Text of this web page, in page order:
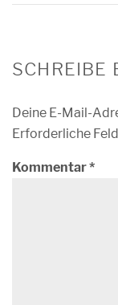
SCHREIBE
Deine E-Mail-
Erforderliche
Kommentar*